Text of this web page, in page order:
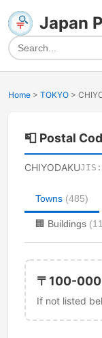
Japan
Home > TOKYO >
📮 Postal
CHIYODAKUJIS:
Towns (485)
🏢 Buildings (11
〒 100-
If not listed